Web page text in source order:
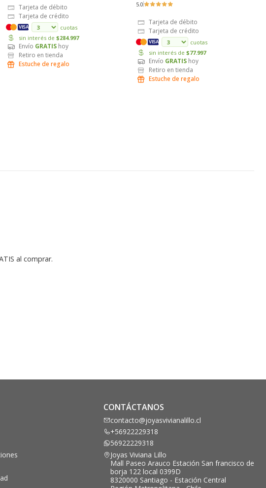
Tarjeta de débito
Tarjeta de crédito
VISA
cuotas
sin interés de $284.997
Envío GRATIS hoy
Retiro en tienda
Estuche de regalo
5.0
Tarjeta de débito
Tarjeta de crédito
VISA
cuotas
sin interés de $77.997
Envío GRATIS hoy
Retiro en tienda
Estuche de regalo
al comprar.
CONTÁCTANOS
contacto@joyasvivianalillo.cl
+56922229318
56922229318
Joyas Viviana Lillo
Mall Paseo Arauco Estación San francisco de
borja 122 local 0399D
8320000 Santiago - Estación Central